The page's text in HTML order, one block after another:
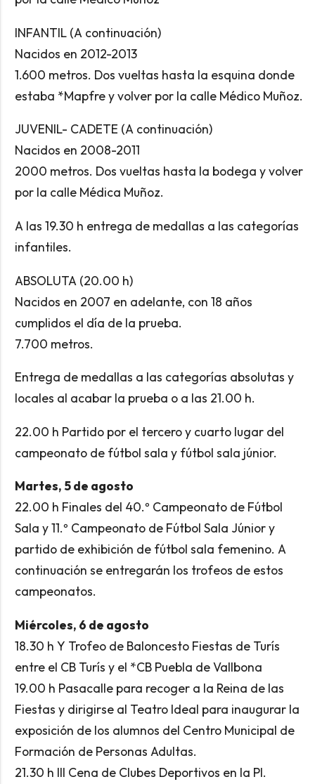
INFANTIL (A continuación)
Nacidos en 2012-2013
1.600 metros. Dos vueltas hasta la esquina donde
estaba *Mapfre y volver por la calle Médico Muñoz.
JUVENIL- CADETE (A continuación)
Nacidos en 2008-2011
2000 metros. Dos vueltas hasta la bodega y volver
por la calle Médica Muñoz.
A las 19.30 h entrega de medallas a las categorías
infantiles.
ABSOLUTA (20.00 h)
Nacidos en 2007 en adelante, con 18 años
cumplidos el día de la prueba.
7.700 metros.
Entrega de medallas a las categorías absolutas y
locales al acabar la prueba o a las 21.00 h.
22.00 h Partido por el tercero y cuarto lugar del
campeonato de fútbol sala y fútbol sala júnior.
Martes, 5 de agosto
22.00 h Finales del 40.º Campeonato de Fútbol
Sala y 11.º Campeonato de Fútbol Sala Júnior y
partido de exhibición de fútbol sala femenino. A
continuación se entregarán los trofeos de estos
campeonatos.
Miércoles, 6 de agosto
18.30 h Y Trofeo de Baloncesto Fiestas de Turís
entre el CB Turís y el *CB Puebla de Vallbona
19.00 h Pasacalle para recoger a la Reina de las
Fiestas y dirigirse al Teatro Ideal para inaugurar la
exposición de los alumnos del Centro Municipal de
Formación de Personas Adultas.
21.30 h III Cena de Clubes Deportivos en la Pl.